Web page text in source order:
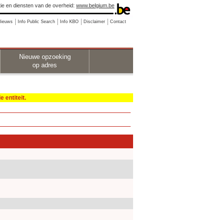
en diensten van de overheid: www.belgium.be
Info Public Search Info KBO Disclaimer Contact
Nieuwe opzoeking
op adres
entiteit.